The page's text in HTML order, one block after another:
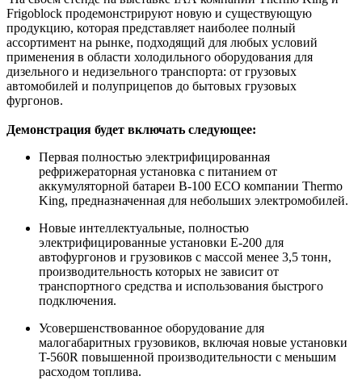
Frigoblock продемонстрируют новую и существующую
продукцию, которая представляет наиболее полный
ассортимент на рынке, подходящий для любых условий
применения в области холодильного оборудования для
дизельного и недизельного транспорта: от грузовых
автомобилей и полуприцепов до бытовых грузовых
фургонов.
Демонстрация будет включать следующее:
Первая полностью электрифицированная
рефрижераторная установка с питанием от
аккумуляторной батареи B-100 ECO компании Thermo
King, предназначенная для небольших электромобилей.
Новые интеллектуальные, полностью
электрифицированные установки E-200 для
автофургонов и грузовиков с массой менее 3,5 тонн,
производительность которых не зависит от
транспортного средства и использования быстрого
подключения.
Усовершенствованное оборудование для
малогабаритных грузовиков, включая новые установки
T-560R повышенной производительности с меньшим
расходом топлива.